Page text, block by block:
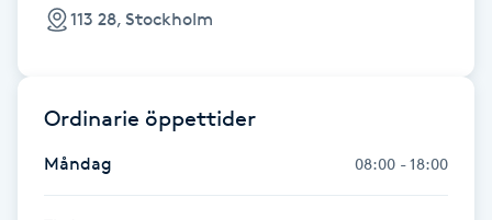
Nagelsvamp
Nageltrång
Naglar borttagning
113 28, Stockholm
Ordinarie öppettider
Måndag 08:00 - 18:00